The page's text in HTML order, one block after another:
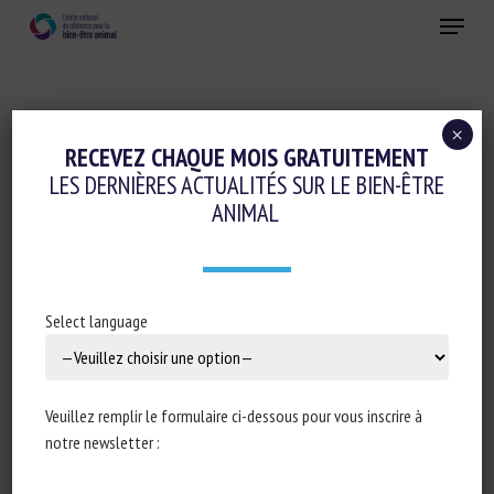
Menu
Transport, Abattage, Ramassage
HANDLING AND MOVING CULL SOWS
– EFFECTS OF SMALL VERSUS LARGER
28 septembre 2020
RECEVEZ CHAQUE MOIS GRATUITEMENT
LES DERNIÈRES ACTUALITÉS SUR LE BIEN-ÊTRE
ANIMAL
Select language
Veuillez remplir le formulaire ci-dessous pour vous inscrire à
notre newsletter :
×